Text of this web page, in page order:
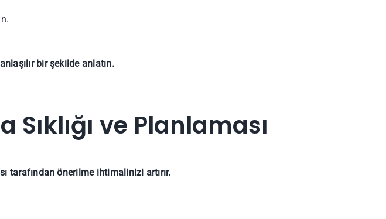
bir şekilde anlatın.
ve Planlaması
tarafından önerilme ihtimalinizi artırır.